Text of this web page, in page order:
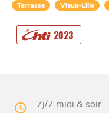
Terrasse
Vieux-Lille
2023
7j/7 midi & soir